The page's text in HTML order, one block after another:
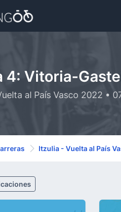
4: Vitoria-
al País Vasco 2022 •
Itzulia - Vuelta al País